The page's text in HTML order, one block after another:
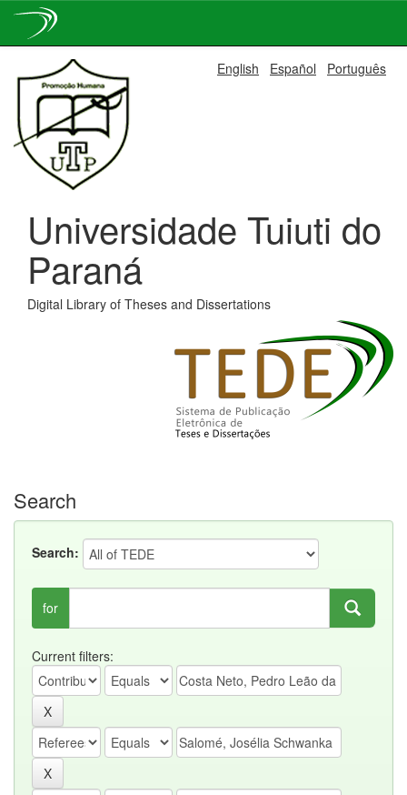
navigation
English Español Português
Universidade Tuiuti do
Paraná
Digital Library of Theses and Dissertations
Search
Search:
for
Current filters: